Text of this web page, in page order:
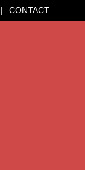
CONTACT